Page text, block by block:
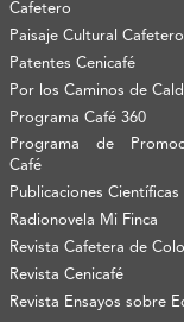
Cafetero
Paisaje Cultural Cafetero
Patentes Cenicafé
Por los Caminos de
Programa Café 360
Programa de
Café
Publicaciones Científicas
Radionovela Mi Finca
Revista Cafetera de
Revista Cenicafé
Revista Ensayos sobre